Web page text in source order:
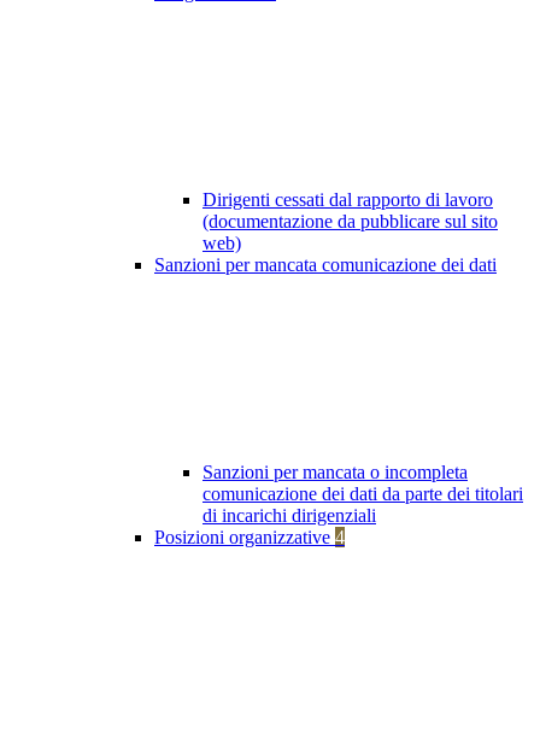
Dirigenti cessati dal rapporto di lavoro
(documentazione da pubblicare sul sito
web)
Sanzioni per mancata comunicazione dei dati
Sanzioni per mancata o incompleta
comunicazione dei dati da parte dei titolari
di incarichi dirigenziali
Posizioni organizzative 4